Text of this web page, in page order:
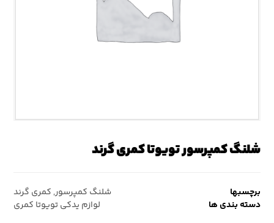
شلنگ کمپرسور تویوتا کمری گرند
برچسبها شلنگ کمپرسور, کمری گرند
دسته بندی ها
لوازم یدکی تویوتا کمری